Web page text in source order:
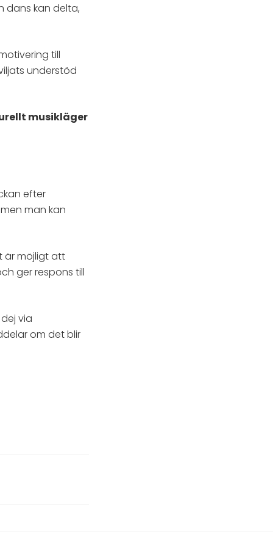
dans kan delta,
till
understöd
musikläger
efter
man kan
är möjligt att
ger respons till
via
om det blir